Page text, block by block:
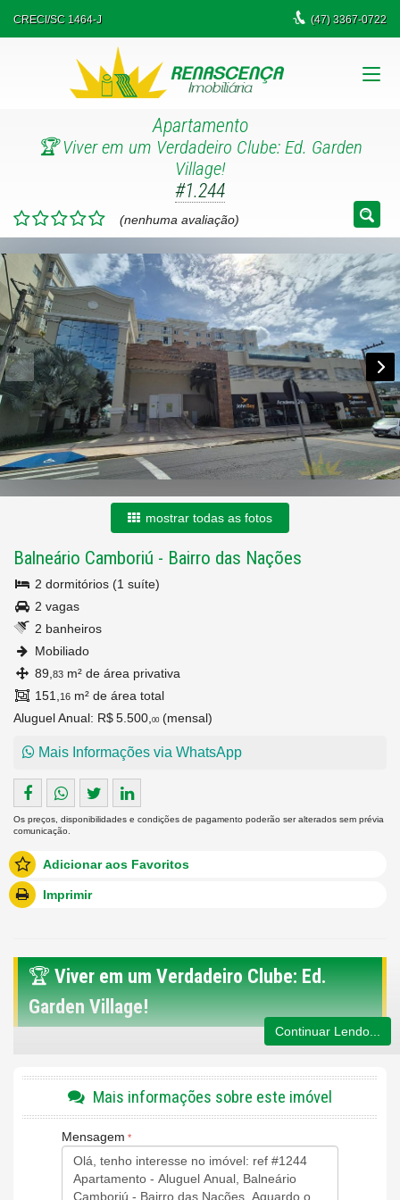
CRECI/SC 1464-J (47)3367-0722
Apartamento
🏆 Viver em um Verdadeiro Clube: Ed. Garden
Village!
#1.244
(nenhuma avaliação)
mostrar todas as fotos
Balneário Camboriú - Bairro das Nações
2 dormitórios (1 suíte)
2 vagas
2 banheiros
Mobiliado
89, 83 m² de área privativa
151,
16 m² de área total
Aluguel Anual: R$ 5.500, 00 (mensal)
Mais Informações via WhatsApp
Os preços, disponibilidades e condições de pagamento poderão ser alterados sem prévia
comunicação.
Adicionar aos Favoritos
Imprimir
🏆Viver em um Verdadeiro Clube: Ed.
Garden Village!
padrão de excelência da renomada
Construtora FG . O
oferece uma infraestrutura de lazer incomparável no
experiência de viver em um resort privativo com segurança e
conforto total.
📍 Localização e Referência:
Continuar Lendo...
Mais informações sobre este imóvel
Mensagem